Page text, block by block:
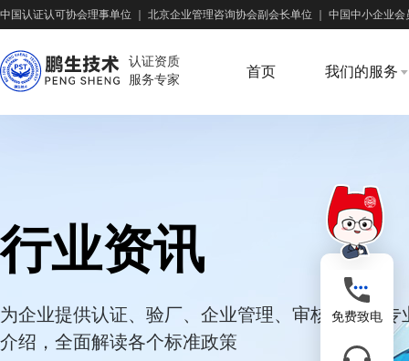
中国认证认可协会理事单位 北京企业管理咨询协会副会长单位 中国中小企业会
认证资质
服务专家
首页 我们的服务
行业资讯
为企业提供认证、验厂、企业管理、审核培训等专
介绍，全面解读各个标准政策
免费致电